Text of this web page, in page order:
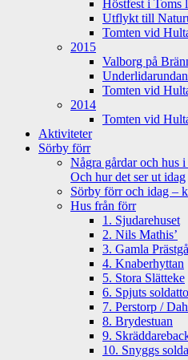
Höstfest i Toms
Utflykt till
Tomten vid
2015
Valborg på
Tomten vid
2014
Tomten vid
Aktiviteter
Sörby förr
Några gårdar och hus
Och hur det ser ut idag
Sörby förr och idag –
Hus från förr
1. Sjudarehuset
2. Nils Mathis’
3. Gamla
4. Knaberhyttan
5. Stora Slätteke
6. Spjuts
7. Perstorp /
8. Brydestuan
9.
10. Snyggs